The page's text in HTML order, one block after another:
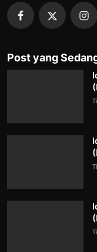
Post yang